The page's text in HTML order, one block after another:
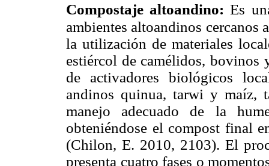
Compostaje altoandino:Es
ambientes altoandinos cercanos
la utilización de materiales
estiércol de camélidos,
de activadores biológicos
andinos quinua, tarwi y maíz,
manejo adecuado de la
obteniéndose el compost final
(Chilon, E. 2010, 2103). El
presenta cuatro fases o